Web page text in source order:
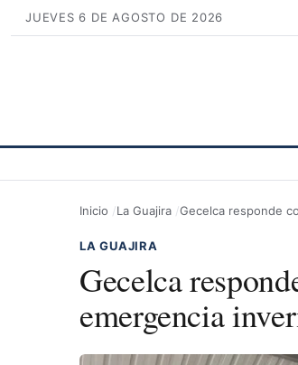
JUEVES 6 DE AGOSTO DE 2026
Inicio La Guajira Gecelca responde
LA GUAJIRA
Gecelca
emergencia